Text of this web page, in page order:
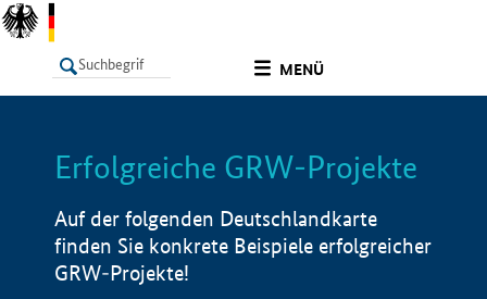
MENÜ
LISTE Info
Erfolgreiche GRW-Projekte
Auf der folgenden Deutschlandkarte
finden Sie konkrete Beispiele erfolgreicher
GRW-Projekte!